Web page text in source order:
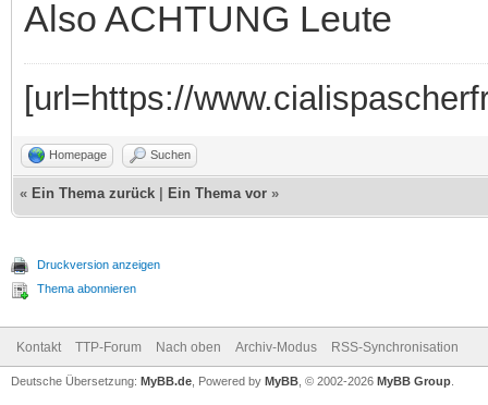
Also ACHTUNG Leute
[url=https://
Homepage Suchen
« Ein Thema zurück Ein Thema vor »
Druckversion anzeigen
Thema abonnieren
Kontakt TTP-Forum Nach oben Archiv-Modus RSS-Synchronisation
Deutsche Übersetzung: MyBB.de , Powered by MyBB , © 2002-2026 MyBB Group